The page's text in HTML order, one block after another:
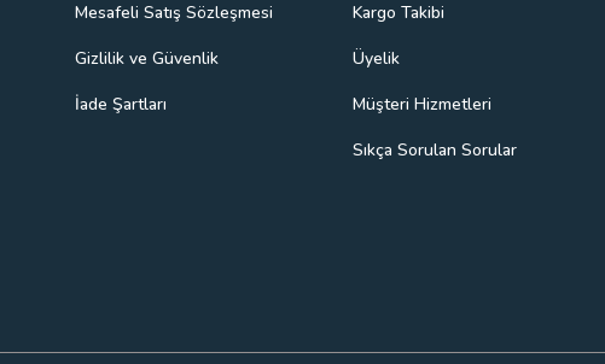
Mesafeli Satış Sözleşmesi
Gizlilik ve Güvenlik
İade Şartları
Kargo Takibi
Üyelik
Müşteri Hizmetleri
Sıkça Sorulan Sorular